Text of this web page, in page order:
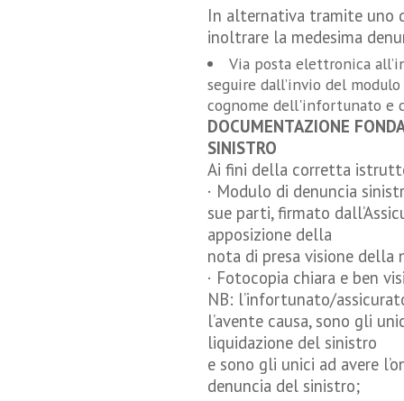
In alternativa tramite uno
inoltrare la medesima
Via posta elettronica
seguire dall’invio del
cognome dell'infortunato e
DOCUMENTAZIONE
SINISTRO
Ai fini della corretta
· Modulo di denuncia
sue parti, firmato
apposizione della
nota di presa visione della
· Fotocopia chiara e ben
NB: l’infortunato/
l’avente causa, sono gli
liquidazione del sinistro
e sono gli unici ad avere
denuncia del sinistro;